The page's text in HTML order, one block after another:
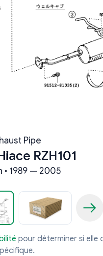
Pipe
RZH101
• 1989 — 2005
pour déterminer si elle